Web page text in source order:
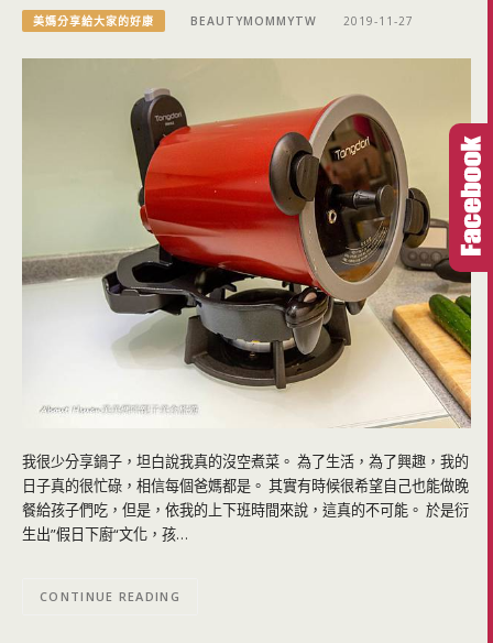
美媽分享給大家的好康 BEAUTYMOMMYTW 2019-11-27
我很少分享鍋子，坦白說我真的沒空煮菜。 為了生活，為了興趣，我的
日子真的很忙碌，相信每個爸媽都是。 其實有時候很希望自己也能做晚
餐給孩子們吃，但是，依我的上下班時間來說，這真的不可能。 於是衍
生出”假日下廚“文化，孩…
CONTINUE READING